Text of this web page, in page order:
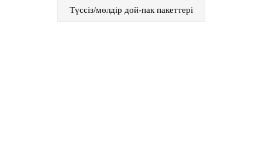
Түссіз/мөлдір дой-пак пакеттері